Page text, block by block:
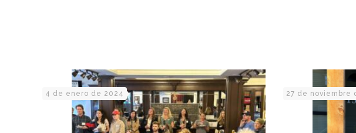
4 de enero de 2024 27 de noviembre